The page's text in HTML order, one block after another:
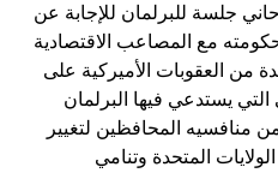
جلسة للبرلمان للإجابة عن
مع المصاعب الاقتصادية
من العقوبات الأميركية على
يستدعي فيها البرلمان
المحافظين لتغيير
المتحدة وتنامي